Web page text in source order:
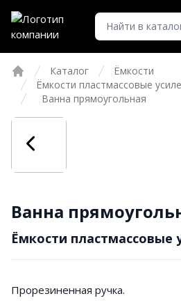
Главная
Каталог
Ёмкости
Ёмкости пластмассовые
Ванна прямоугольная
Ванна
Ёмкости пластмассовые
Прорезиненная ручка.